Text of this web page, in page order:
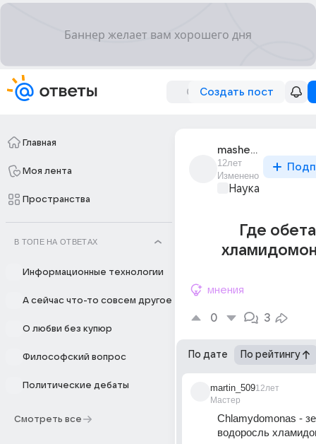
Создать пост
Главная
Моя лента
Пространства
В ТОПЕ НА ОТВЕТАХ
Информационные технологии
А сейчас что-то совсем другое
О любви без купюр
Философский вопрос
Политические дебаты
Смотреть все
mashenka_dobraia_1
12лет
Изменено
Наука
Где
мнения
0 3
По дате По рейтингу
martin_509
Мастер
12лет
Chlamydomonas -
водоросль